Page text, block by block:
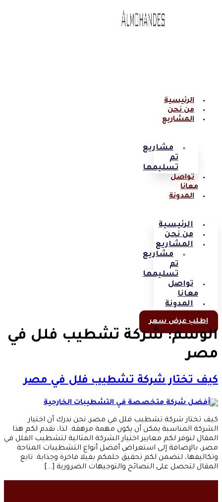
الرئيسية
من نحن
المشاريع
مشاريع
تم
تسليمها
تواصل
معانا
المدونة
الرئيسية
من نحن
المشاريع
مشاريع
تم
تسليمها
تواصل
معانا
المدونة
اطلب عرض سعر
الوسم:شركة تشطيب فلل في
مصر
كيف تختار شركة تشطيب فلل في مصر
كيف تختار شركة تشطيب فلل في مصر, نحن ندرك أن اختيار
الشركة المناسبة يمكن أن يكون مهمة مرهقة. لذا، نقدم لكم هذا
المقال لنوفر لكم معايير اختيار الشركة المثالية لتشطيب الفلل في
مصر، بالإضافة إلى استعراض أفضل أنواع التشطيبات المتاحة
وتكاليفها، لنضمن لكم تحقيق حلمكم بفيلا فاخرة وجذابة. تابع
المقال لتحصل على النصائح والتوجيهات الضرورية […]